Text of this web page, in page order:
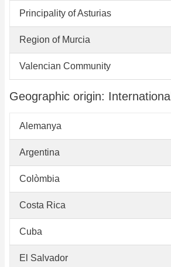
Principality of Asturias
Region of Murcia
Valencian Community
Geographic origin: International
Alemanya
Argentina
Colòmbia
Costa Rica
Cuba
El Salvador